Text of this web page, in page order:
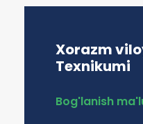
Xorazm
Texnikumi
Bog'lanish